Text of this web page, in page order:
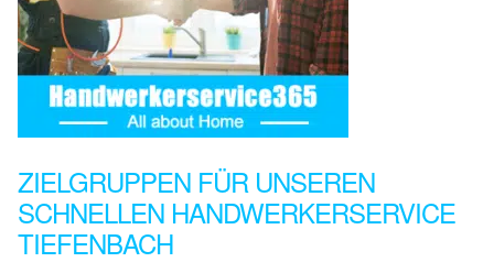
ZIELGRUPPEN FÜR UNSEREN
SCHNELLEN HANDWERKERSERVICE
TIEFENBACH